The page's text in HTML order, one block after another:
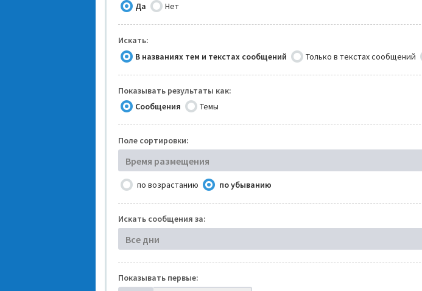
Да
Нет
Искать:
В названиях тем и текстах сообщений
Только в текстах сообщений
Показывать результаты как:
Сообщения
Темы
Поле сортировки:
Время размещения
по возрастанию по убыванию
Искать сообщения за:
Все дни
Показывать первые: